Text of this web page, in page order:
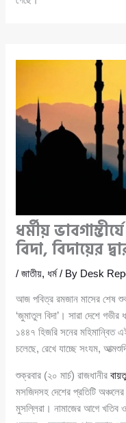
ধর্মীয়
বিদা, বিদায়ের
/জাতীয়,ধর্ম/ By Desk
আজ পবিত্র রমজান মাসের শেষ
‘জুমাতুল বিদা’। সারা দেশে গভীর
১৪৪৭ হিজরি সনের মহিমান্বিত
চলেছে, রেখে যাচ্ছে সংযম,
শুক্রবার (২০ মার্চ) রাজধানীর
মসজিদসহ দেশের প্রতিটি
মুসল্লিরা। নামাজের আগে খতিব